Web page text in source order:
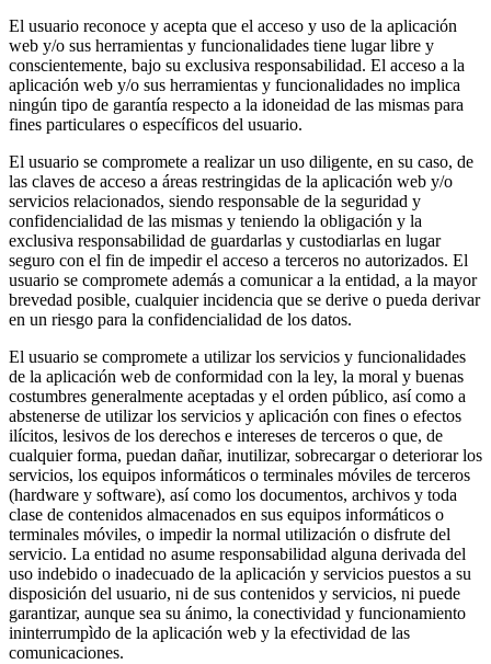
El usuario reconoce y acepta que el acceso y uso de la aplicación
web y/o sus herramientas y funcionalidades tiene lugar libre y
conscientemente, bajo su exclusiva responsabilidad. El acceso a la
aplicación web y/o sus herramientas y funcionalidades no implica
ningún tipo de garantía respecto a la idoneidad de las mismas para
fines particulares o específicos del usuario.
El usuario se compromete a realizar un uso diligente, en su caso, de
las claves de acceso a áreas restringidas de la aplicación web y/o
servicios relacionados, siendo responsable de la seguridad y
confidencialidad de las mismas y teniendo la obligación y la
exclusiva responsabilidad de guardarlas y custodiarlas en lugar
seguro con el fin de impedir el acceso a terceros no autorizados. El
usuario se compromete además a comunicar a la entidad, a la mayor
brevedad posible, cualquier incidencia que se derive o pueda derivar
en un riesgo para la confidencialidad de los datos.
El usuario se compromete a utilizar los servicios y funcionalidades
de la aplicación web de conformidad con la ley, la moral y buenas
costumbres generalmente aceptadas y el orden público, así como a
abstenerse de utilizar los servicios y aplicación con fines o efectos
ilícitos, lesivos de los derechos e intereses de terceros o que, de
cualquier forma, puedan dañar, inutilizar, sobrecargar o deteriorar los
servicios, los equipos informáticos o terminales móviles de terceros
(hardware y software), así como los documentos, archivos y toda
clase de contenidos almacenados en sus equipos informáticos o
terminales móviles, o impedir la normal utilización o disfrute del
servicio. La entidad no asume responsabilidad alguna derivada del
uso indebido o inadecuado de la aplicación y servicios puestos a su
disposición del usuario, ni de sus contenidos y servicios, ni puede
garantizar, aunque sea su ánimo, la conectividad y funcionamiento
ininterrumpìdo de la aplicación web y la efectividad de las
comunicaciones.